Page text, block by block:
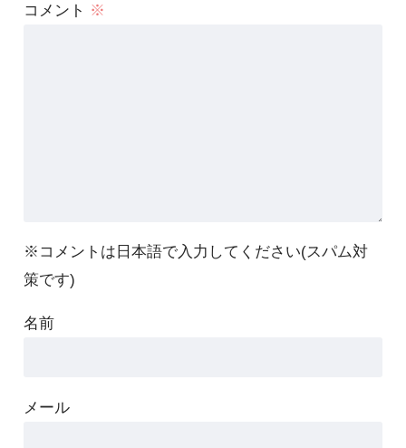
コメント ※
※コメントは日本語で入力してください(スパム対
策です)
名前
メール